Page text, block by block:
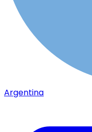
Argentina